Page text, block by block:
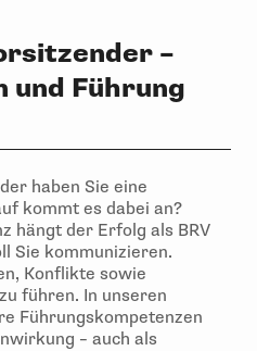
–
und Führung
haben Sie eine
kommt es dabei an?
hängt der Erfolg als BRV
Sie kommunizieren.
Konflikte sowie
führen. In unseren
Führungskompetenzen
– auch als